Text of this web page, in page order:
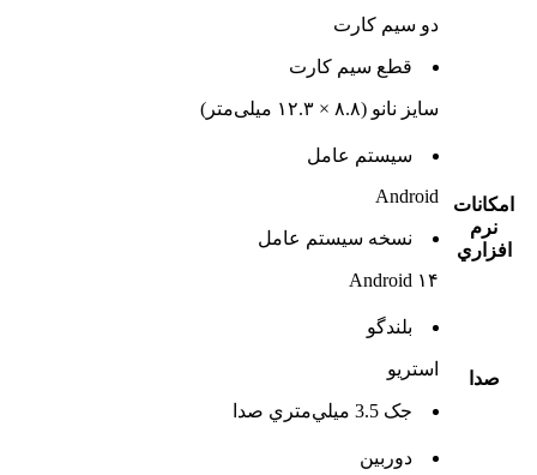
دو سيم کارت
قطع سيم کارت
سایز نانو (۸.۸ × ۱۲.۳ میلی‌متر)
امکانات
نرم
افزاري
سيستم عامل
Android
نسخه سيستم عامل
Android ۱۴
صدا
بلندگو
استريو
جک 3.5 ميلي‌متري صدا
دوربين